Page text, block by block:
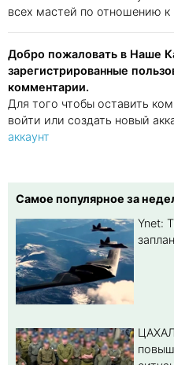
всех мастей по отношению к
Добро пожаловать в Наше
зарегистрированные
комментарии.
Для того чтобы оставить
войти или создать новый
аккаунт
Самое популярное за
Ynet: